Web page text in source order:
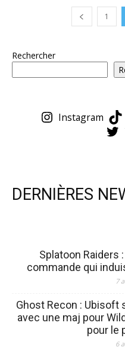
1
Rechercher
Instagram
DERNIÈRES
Splatoon Raiders
commande qui
7
Ghost Recon : Ubisoft
avec une maj pour
pour le
6